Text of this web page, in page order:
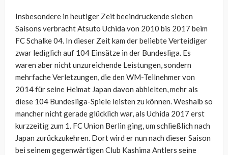
Insbesondere in heutiger Zeit beeindruckende sieben
Saisons verbracht Atsuto Uchida von 2010 bis 2017 beim
FC Schalke 04. In dieser Zeit kam der beliebte Verteidiger
zwar lediglich auf 104 Einsätze in der Bundesliga. Es
waren aber nicht unzureichende Leistungen, sondern
mehrfache Verletzungen, die den WM-Teilnehmer von
2014 für seine Heimat Japan davon abhielten, mehr als
diese 104 Bundesliga-Spiele leisten zu können. Weshalb so
mancher nicht gerade glücklich war, als Uchida 2017 erst
kurzzeitig zum 1. FC Union Berlin ging, um schließlich nach
Japan zurückzukehren. Dort wird er nun nach dieser Saison
bei seinem gegenwärtigen Club Kashima Antlers seine